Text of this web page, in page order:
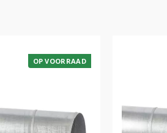
OP VOORRAAD